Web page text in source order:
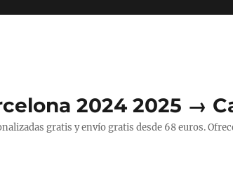
2024 2025 →
gratis y envío gratis desde 68 euros.